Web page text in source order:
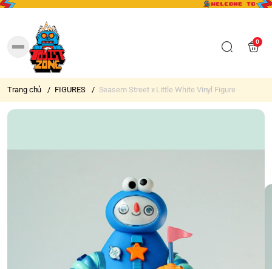
0
Trang chủ / FIGURES / Seasem Street x Little White Vinyl Figure